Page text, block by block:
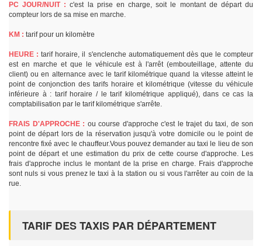
PC JOUR/NUIT : c'est la prise en charge, soit le montant de départ du
compteur lors de sa mise en marche.
KM : tarif pour un kilomètre
HEURE : tarif horaire, il s'enclenche automatiquement dès que le compteur
est en marche et que le véhicule est à l'arrêt (embouteillage, attente du
client) ou en alternance avec le tarif kilométrique quand la vitesse atteint le
point de conjonction des tarifs horaire et kilométrique (vitesse du véhicule
inférieure à : tarif horaire / le tarif kilométrique appliqué), dans ce cas la
comptabilisation par le tarif kilométrique s'arrête.
FRAIS D'APPROCHE : ou course d'approche c'est le trajet du taxi, de son
point de départ lors de la réservation jusqu'à votre domicile ou le point de
rencontre fixé avec le chauffeur.Vous pouvez demander au taxi le lieu de son
point de départ et une estimation du prix de cette course d'approche. Les
frais d'approche inclus le montant de la prise en charge. Frais d'approche
sont nuls si vous prenez le taxi à la station ou si vous l'arrêter au coin de la
rue.
TARIF DES TAXIS PAR DÉPARTEMENT